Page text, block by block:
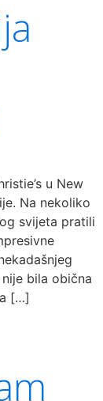
u New
Na nekoliko
svijeta pratili
bila obična
[…]